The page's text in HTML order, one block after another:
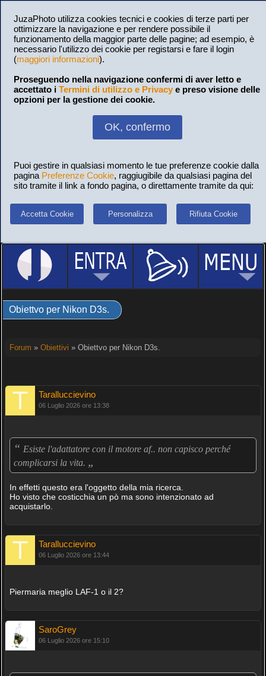
JuzaPhoto utilizza cookies tecnici e cookies di terze parti per
ottimizzare la navigazione e per rendere possibile il
funzionamento della maggior parte delle pagine; ad esempio, è
necessario l'utilizzo dei cookie per registarsi e fare il login
(maggiori informazioni).
Proseguendo nella navigazione confermi di aver letto e
accettato i Termini di utilizzo e Privacy e preso visione delle
opzioni per la gestione dei cookie.
OK, confermo
Puoi gestire in qualsiasi momento le tue preferenze cookie dalla
pagina Preferenze Cookie, raggiugibile da qualsiasi pagina del
sito tramite il link a fondo pagina, o direttamente tramite da qui:
Accetta Cookie Personalizza Rifiuta Cookie
Obiettvo per Nikon D3s.
Forum » Obiettivi » Obiettvo per Nikon D3s.
Taralluccievino
06 Luglio 2026 ore 13:38
“ Esiste l'adattatore con il motore af.. non capisco perché
complicarsi la vita. „
In effetti questo era l'oggetto della mia ricerca.
Ho visto che costicchia un pò ma sono intenzionato ad
acquistarlo.
Taralluccievino
06 Luglio 2026 ore 13:44
Piermaria meglio LAF-1 o il 2?
SaroGrey
06 Luglio 2026 ore 15:10